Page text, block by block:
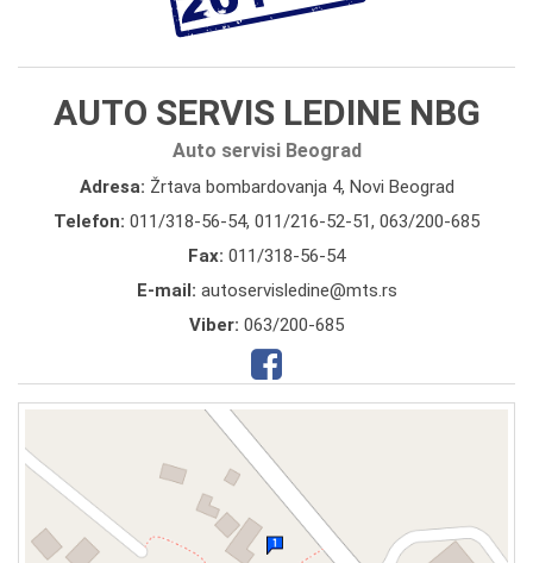
AUTO SERVIS LEDINE NBG
Auto servisi Beograd
Adresa: Žrtava bombardovanja 4, Novi Beograd
Telefon: 011/318-56-54, 011/216-52-51, 063/200-685
Fax: 011/318-56-54
E-mail: autoservisledine@mts.rs
Viber: 063/200-685